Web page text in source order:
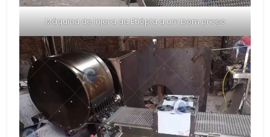
Máquina de Injera da Etiópia a um bom preço